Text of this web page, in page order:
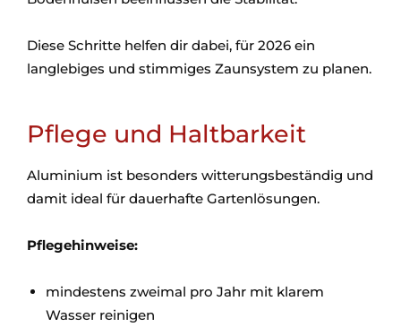
Diese Schritte helfen dir dabei, für 2026 ein
langlebiges und stimmiges Zaunsystem zu planen.
Pflege und Haltbarkeit
Aluminium ist besonders witterungsbeständig und
damit ideal für dauerhafte Gartenlösungen.
Pflegehinweise:
mindestens zweimal pro Jahr mit klarem
Wasser reinigen